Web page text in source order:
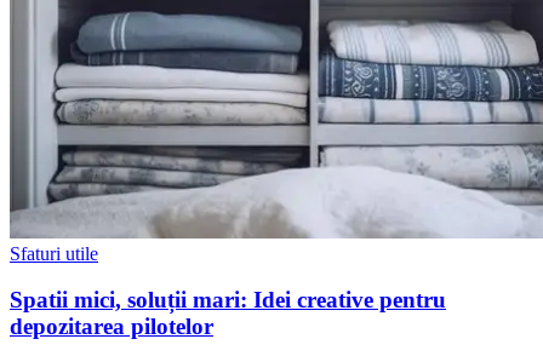
Sfaturi utile
Spatii mici, soluții mari: Idei creative pentru
depozitarea pilotelor